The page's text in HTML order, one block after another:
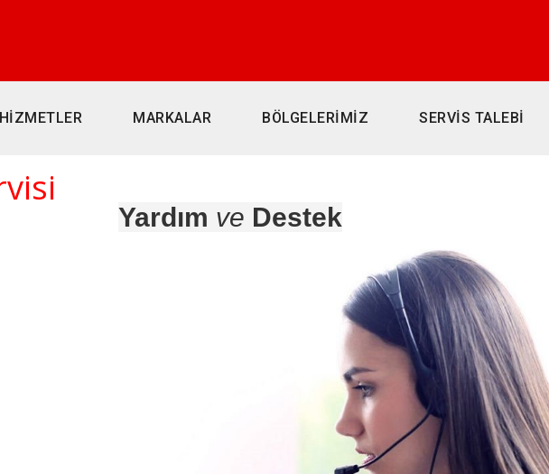
HİZMETLER MARKALAR BÖLGELERİMİZ SERVİS TALEBİ
Yardım ve Destek